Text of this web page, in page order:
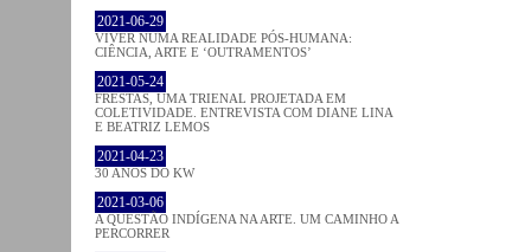
2021-06-29
VIVER NUMA REALIDADE PÓS-HUMANA:
CIÊNCIA, ARTE E ‘OUTRAMENTOS’
2021-05-24
FRESTAS, UMA TRIENAL PROJETADA EM
COLETIVIDADE. ENTREVISTA COM DIANE LINA
E BEATRIZ LEMOS
2021-04-23
30 ANOS DO KW
2021-03-06
A QUESTÃO INDÍGENA NA ARTE. UM CAMINHO A
PERCORRER